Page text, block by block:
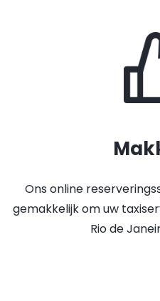
Ons online
gemakkelijk om uw
Rio de